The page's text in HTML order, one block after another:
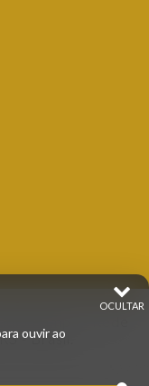
Pampa - Rede
- Brasil.
OCULTAR
ouvir ao